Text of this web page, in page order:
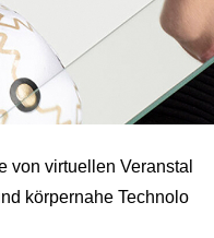
von virtuellen Veranstal
körpernahe Technolo